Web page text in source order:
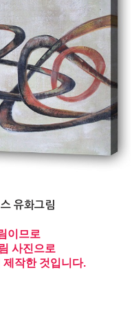
유화그림
이므로
사진으로
작한 것입니다.